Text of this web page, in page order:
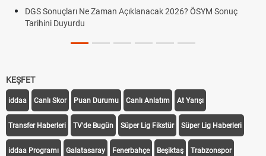
DGS Sonuçları Ne Zaman Açıklanacak 2026? ÖSYM Sonuç
Tarihini Duyurdu
KEŞFET
iddaa Canlı Skor Puan Durumu Canlı Anlatım At Yarışı
Transfer Haberleri TV'de Bugün Süper Lig Fikstür Süper Lig Haberleri
iddaa Programı Galatasaray Fenerbahçe Beşiktaş Trabzonspor